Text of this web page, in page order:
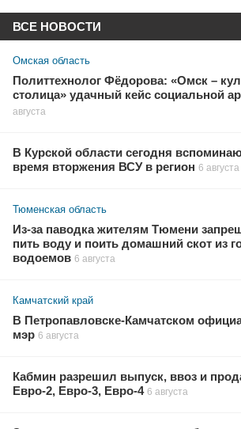
ВСЕ НОВОСТИ
Омская область
Политтехнолог Фёдорова: «Омск –
столица» удачный кейс социальной
августа
В Курской области сегодня
время вторжения ВСУ в регион 6 августа
Тюменская область
Из-за паводка жителям Тюмени
пить воду и поить домашний скот из
водоемов 6 августа
Камчатский край
В Петропавловске-Камчатском
мэр 6 августа
Кабмин разрешил выпуск, ввоз и
Евро-2, Евро-3, Евро-4 6 августа